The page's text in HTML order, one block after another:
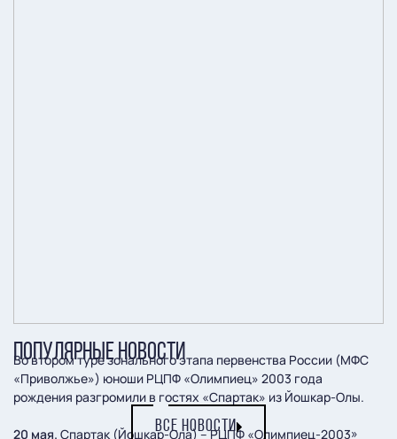
Во втором туре зонального этапа первенства России (МФС
«Приволжье») юноши РЦПФ «Олимпиец» 2003 года
рождения разгромили в гостях «Спартак» из Йошкар-Олы.
20 мая. Спартак (Йошкар-Ола) – РЦПФ «Олимпиец-2003»
ПОПУЛЯРНЫЕ НОВОСТИ
ВСЕ НОВОСТИ